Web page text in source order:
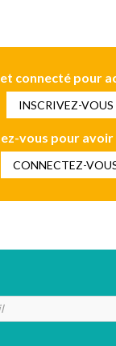
connecté pour
INSCRIVEZ-VOUS
vous pour
CONNECTEZ-